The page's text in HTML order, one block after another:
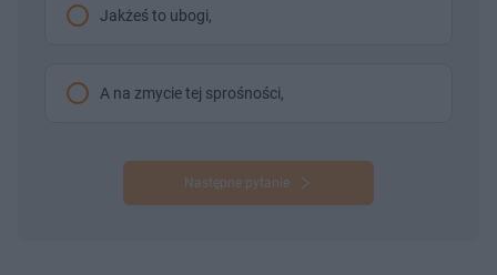
Jakżeś to ubogi,
A na zmycie tej sprośności,
Następne pytanie